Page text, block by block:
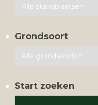
Grondsoort
Start zoeken